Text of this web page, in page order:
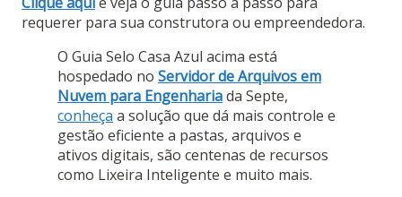
requerer para sua construtora ou empreendedora.
O Guia Selo Casa Azul acima está
hospedado no Servidor de Arquivos em
Nuvem para Engenhariada Septe,
conheça a solução que dá mais controle e
gestão eficiente a pastas, arquivos e
ativos digitais, são centenas de recursos
como Lixeira Inteligente e muito mais.